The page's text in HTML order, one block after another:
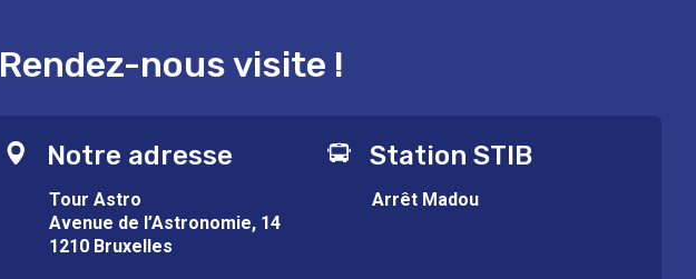
Rendez-nous visite !
Notre adresse
Tour Astro
Avenue de l’Astronomie, 14
1210 Bruxelles
Station STIB
Arrêt Madou